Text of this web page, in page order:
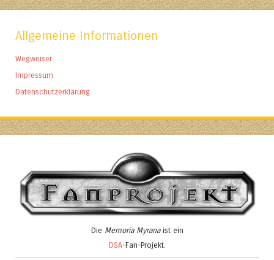
Allgemeine Informationen
Wegweiser
Impressum
Datenschutzerklärung
Die Memoria Myranaist ein
DSA-Fan-Projekt.